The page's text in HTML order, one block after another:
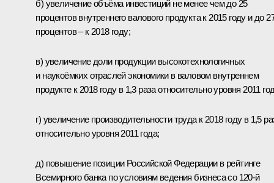
б) увеличение объёма инвестиций не менее чем до 25
процентов внутреннего валового продукта к 2015 году и до
процентов – к 2018 году;
в) увеличение доли продукции высокотехнологичных
и наукоёмких отраслей экономики в валовом внутреннем
продукте к 2018 году в 1,3 раза относительно уровня 2011
г) увеличение производительности труда к 2018 году в 1,5
относительно уровня 2011 года;
д) повышение позиции Российской Федерации в рейтинге
Всемирного банка по условиям ведения бизнеса со 120-й